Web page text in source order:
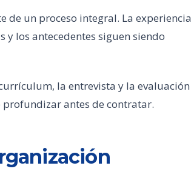
un proceso integral. La experiencia
y los antecedentes siguen siendo
la entrevista y la evaluación
antes de contratar.